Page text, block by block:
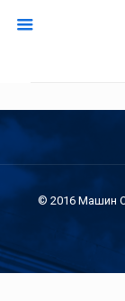
© 2016 Машин